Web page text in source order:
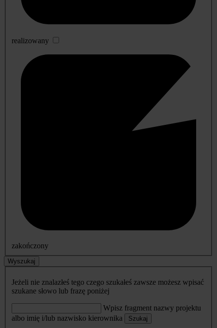
realizowany
zakończony
Wyszukaj
Jeżeli nie znalazłeś tego czego szukałeś zawsze możesz wpisać
szukane słowo lub frazę poniżej
Wpisz fragment nazwy projektu
albo imię i/lub nazwisko kierownika
Szukaj